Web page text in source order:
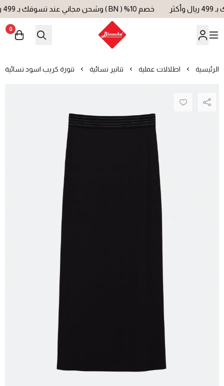
خصم 10% ( BN ) وشحن مجاني عند تسوقك بـ 499 ريال وأكثر
بينوش | Binoche
0
الرئيسية اطلالات عملية تنانير نسائية تنورة كريب اسود نسائية